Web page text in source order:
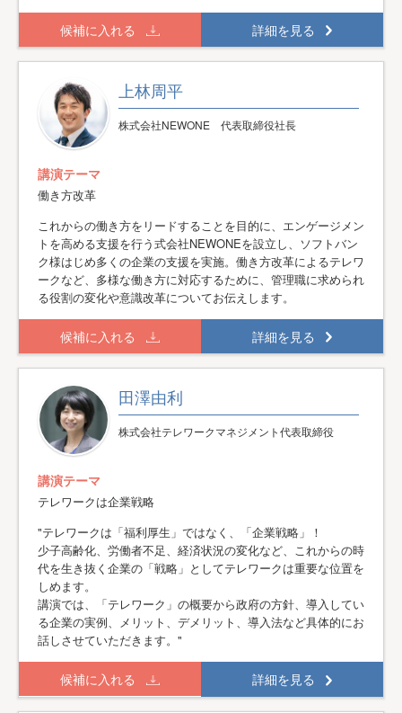
候補に入れる 詳細を見る
上林周平
株式会社NEWONE 代表取締役社長
講演テーマ
働き方改革
これからの働き方をリードすることを目的に、エンゲージメン
トを高める支援を行う式会社NEWONEを設立し、ソフトバン
ク様はじめ多くの企業の支援を実施。働き方改革によるテレワ
ークなど、多様な働き方に対応するために、管理職に求められ
る役割の変化や意識改革についてお伝えします。
候補に入れる 詳細を見る
田澤由利
株式会社テレワークマネジメント代表取締役
講演テーマ
テレワークは企業戦略
"テレワークは「福利厚生」ではなく、「企業戦略」！
少子高齢化、労働者不足、経済状況の変化など、これからの時
代を生き抜く企業の「戦略」としてテレワークは重要な位置を
しめます。
講演では、「テレワーク」の概要から政府の方針、導入してい
る企業の実例、メリット、デメリット、導入法など具体的にお
話しさせていただきます。"
候補に入れる 詳細を見る